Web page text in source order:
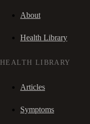
About
Health Library
HEALTH LIBRARY
Articles
Symptoms